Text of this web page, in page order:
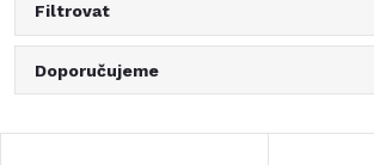
Filtrovat
Ř
a
Doporučujeme